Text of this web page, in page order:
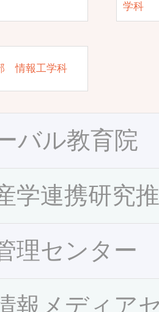
学科
情報工学科
バル教育院
学連携研究
理センター
報メディア